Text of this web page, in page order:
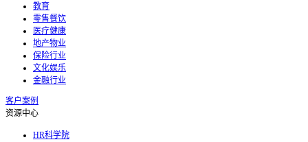
教育
零售餐饮
医疗健康
地产物业
保险行业
文化娱乐
金融行业
客户案例
资源中心
HR科学院